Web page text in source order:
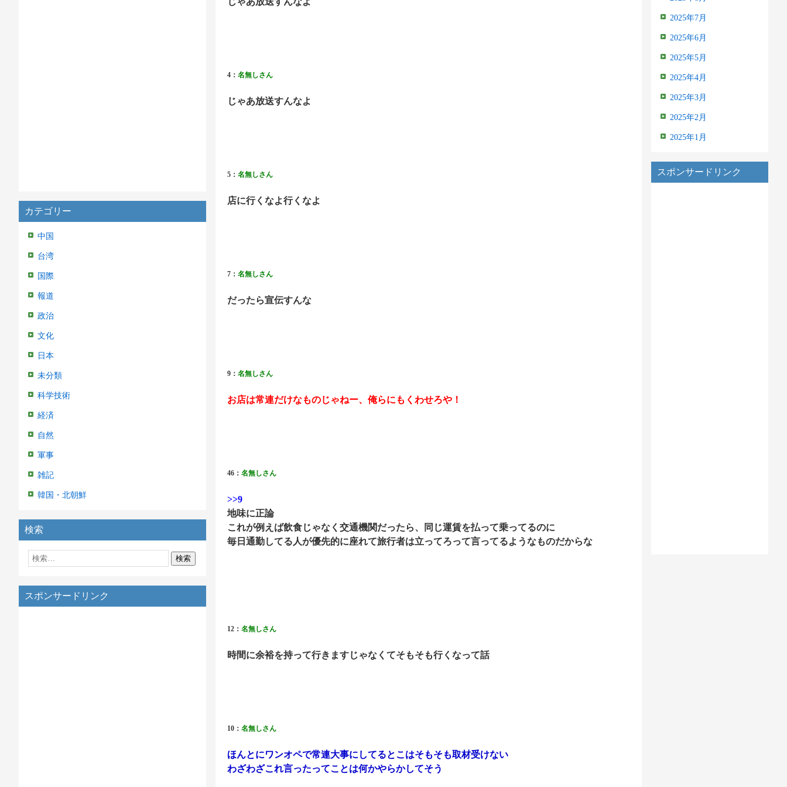
カテゴリー
中国
台湾
国際
報道
政治
文化
日本
未分類
科学技術
経済
自然
軍事
雑記
韓国・北朝鮮
検索
スポンサードリンク
4： 名無しさん
じゃあ放送すんなよ
5： 名無しさん
店に行くなよ行くなよ
7： 名無しさん
だったら宣伝すんな
9： 名無しさん
お店は常連だけなものじゃねー、俺らにもくわせろや！
46： 名無しさん
>>9
地味に正論
これが例えば飲食じゃなく交通機関だったら、同じ運賃を払って乗ってるのに
毎日通勤してる人が優先的に座れて旅行者は立ってろって言ってるようなものだからな
12： 名無しさん
時間に余裕を持って行きますじゃなくてそもそも行くなって話
10： 名無しさん
ほんとにワンオペで常連大事にしてるとこはそもそも取材受けない
わざわざこれ言ったってことは何かやらかしてそう
2025年7月
2025年6月
2025年5月
2025年4月
2025年3月
2025年2月
2025年1月
スポンサードリンク